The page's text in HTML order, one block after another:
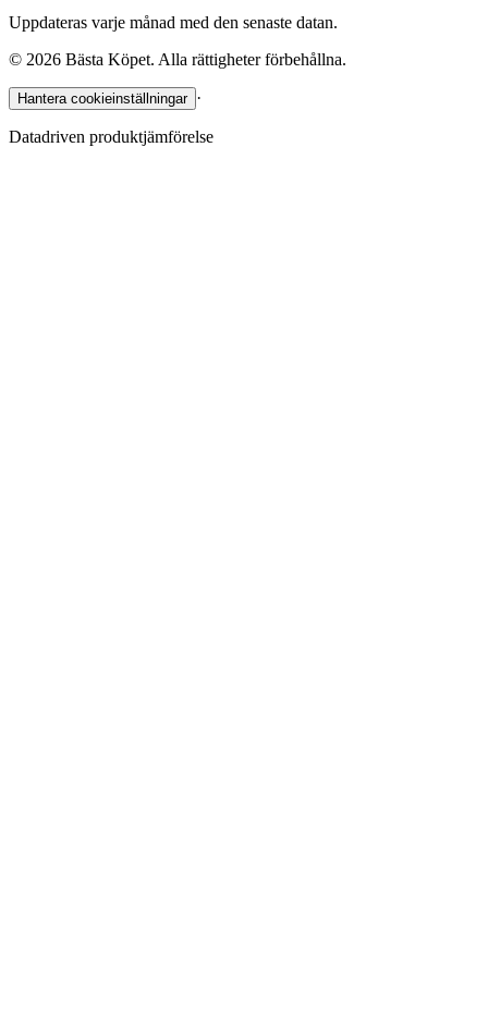
Uppdateras varje månad med den senaste datan.
© 2026 Bästa Köpet. Alla rättigheter förbehållna.
Hantera cookieinställningar ·
Datadriven produktjämförelse